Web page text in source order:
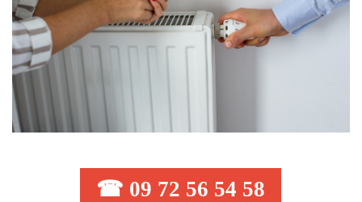
☎ 09 72 56 54 58